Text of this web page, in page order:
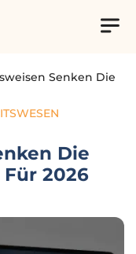
Senken Die
Die
2026